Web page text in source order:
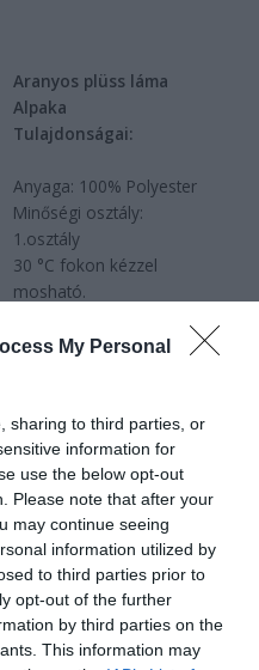
My Personal
sharing to third parties, or
information for
use the below opt-out
Please note that after your
may continue seeing
information utilized by
to third parties prior to
opt-out of the further
by third parties on the
This information may
Aranyos plüss láma
Alpaka
Tulajdonságai:
Anyaga: 100% Polyester
Minőségi osztály:
1.osztály
30 °C fokon kézzel
mosható.
OUT OF STOCK